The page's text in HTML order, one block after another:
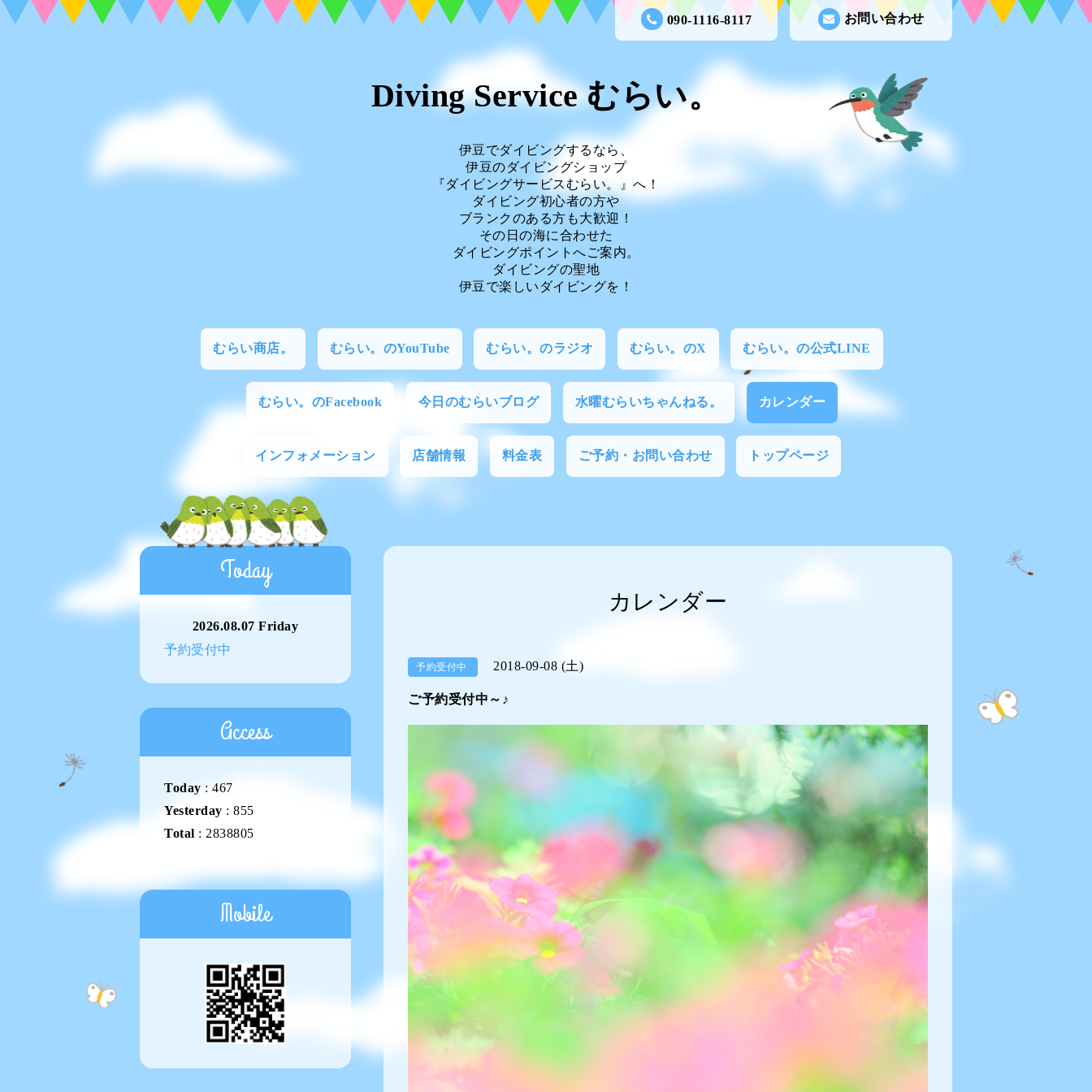
お問い合わせ
090-1116-8117
Diving Service むらい。
伊豆でダイビングするなら、
伊豆のダイビングショップ
『ダイビングサービスむらい。』へ！
ダイビング初心者の方や
ブランクのある方も大歓迎！
その日の海に合わせた
ダイビングポイントへご案内。
ダイビングの聖地
伊豆で楽しいダイビングを！
むらい商店。 むらい。のYouTube むらい。のラジオ むらい。のX むらい。の公式LINE
むらい。のFacebook 今日のむらいブログ 水曜むらいちゃんねる。 カレンダー
インフォメーション 店舗情報 料金表 ご予約・お問い合わせ トップページ
カレンダー
予約受付中 2018-09-08 (土)
ご予約受付中～♪
Today
2026.08.07 Friday
予約受付中
Access
Today : 467
Yesterday : 855
Total : 2838805
Mobile